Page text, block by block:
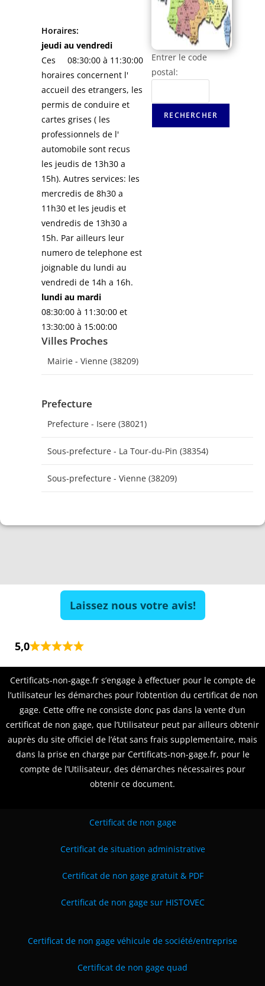
Entrer le code
postal:
Horaires:
jeudi au vendredi
08:30:00 à 11:30:00
Ces
horaires concernent l'
accueil des etrangers, les
permis de conduire et
cartes grises ( les
professionnels de l'
automobile sont recus
les jeudis de 13h30 a
15h). Autres services: les
mercredis de 8h30 a
11h30 et les jeudis et
vendredis de 13h30 a
15h. Par ailleurs leur
numero de telephone est
joignable du lundi au
vendredi de 14h a 16h.
lundi au mardi
08:30:00 à 11:30:00 et
13:30:00 à 15:00:00
Villes Proches
Mairie - Vienne (38209)
Prefecture
Prefecture - Isere (38021)
Sous-prefecture - La Tour-du-Pin (38354)
Sous-prefecture - Vienne (38209)
Laissez nous votre avis!
5,0
Certificats-non-gage.fr s’engage à effectuer pour le compte de
l’utilisateur les démarches pour l’obtention du certificat de non
gage. Cette offre ne consiste donc pas dans la vente d’un
certificat de non gage, que l’Utilisateur peut par ailleurs obtenir
auprès du site officiel de l’état sans frais supplementaire, mais
dans la prise en charge par Certificats-non-gage.fr, pour le
compte de l’Utilisateur, des démarches nécessaires pour
obtenir ce document.
Certificat de non gage
Certificat de situation administrative
Certificat de non gage gratuit & PDF
Certificat de non gage sur HISTOVEC
Certificat de non gage véhicule de société/entreprise
Certificat de non gage quad